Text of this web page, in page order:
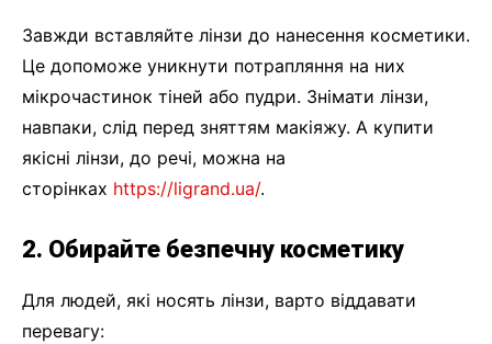
Завжди вставляйте лінзи до нанесення косметики.
Це допоможе уникнути потрапляння на них
мікрочастинок тіней або пудри. Знімати лінзи,
навпаки, слід перед зняттям макіяжу. А купити
якісні лінзи, до речі, можна на
сторінках https://ligrand.ua/.
2. Обирайте безпечну косметику
Для людей, які носять лінзи, варто віддавати
перевагу: